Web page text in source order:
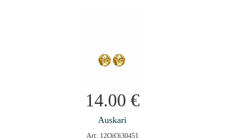
14.00 €
Auskari
Art: 12OiOi30451